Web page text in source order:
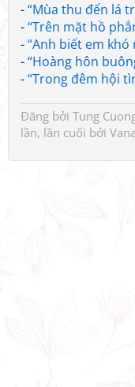
-“Mùa thu đến lá
-“Trên mặt hồ
-“Anh biết em khó
-“Hoàng hôn
-“Trong đêm hội
Đăng bởi Tung
lần, lần cuối bởi